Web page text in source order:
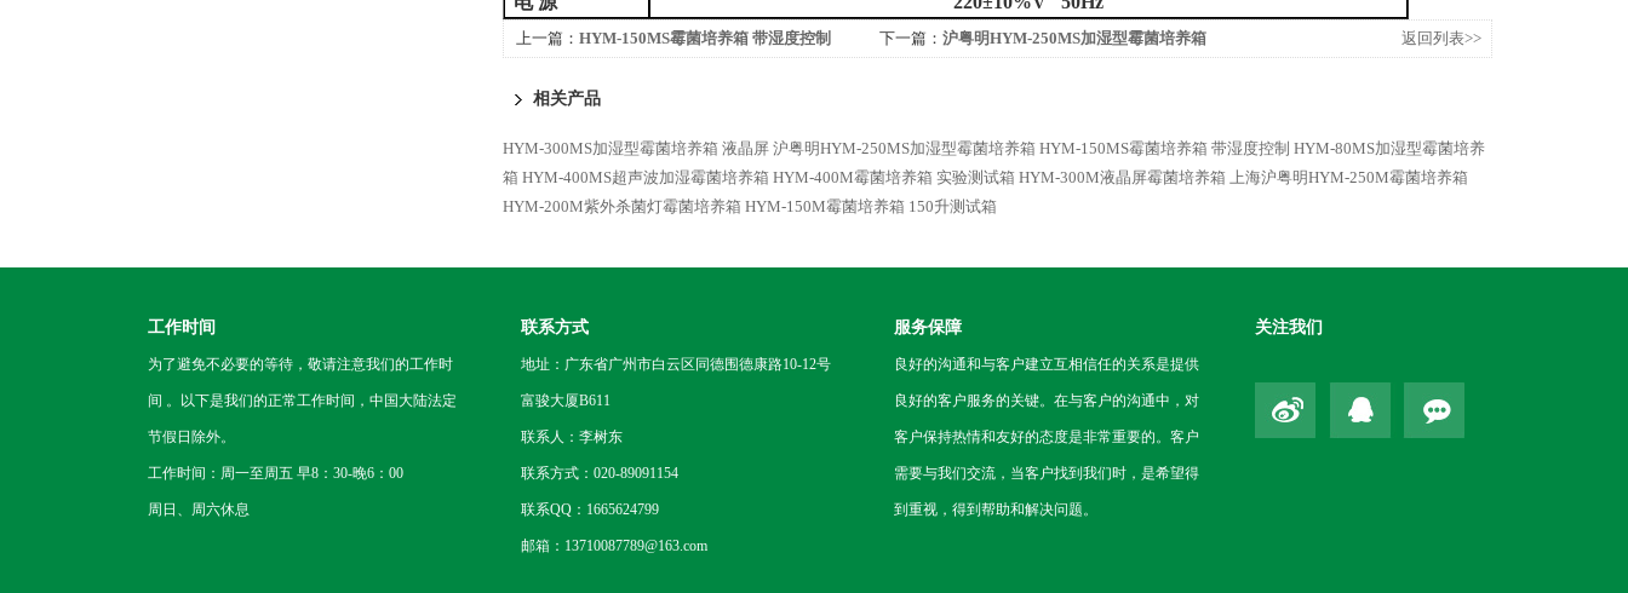
上一篇： HYM-150MS霉菌培养箱 带湿度控制 下一篇： 沪粤明HYM-250MS加湿型霉菌培养箱 返回列表>>
相关产品
HYM-300MS加湿型霉菌培养箱 液晶屏 沪粤明HYM-250MS加湿型霉菌培养箱 HYM-150MS霉菌培养箱 带湿度控制 HYM-80MS加湿型霉菌培养
箱 HYM-400MS超声波加湿霉菌培养箱 HYM-400M霉菌培养箱 实验测试箱 HYM-300M液晶屏霉菌培养箱 上海沪粤明HYM-250M霉菌培养箱
HYM-200M紫外杀菌灯霉菌培养箱 HYM-150M霉菌培养箱 150升测试箱
工作时间
为了避免不必要的等待，敬请注意我们的工作时
间 。以下是我们的正常工作时间，中国大陆法定
节假日除外。
工作时间：周一至周五 早8：30-晚6：00
周日、周六休息
联系方式
地址：广东省广州市白云区同德围德康路10-12号
富骏大厦B611
联系人：李树东
联系方式：020-89091154
联系QQ：1665624799
邮箱：13710087789@163.com
服务保障
良好的沟通和与客户建立互相信任的关系是提供
良好的客户服务的关键。在与客户的沟通中，对
客户保持热情和友好的态度是非常重要的。客户
需要与我们交流，当客户找到我们时，是希望得
到重视，得到帮助和解决问题。
关注我们